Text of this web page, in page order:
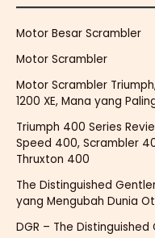
Motor Besar Scrambler
Motor Scrambler
Motor Scrambler
1200 XE, Mana yang
Triumph 400 Series
Speed 400, Scrambler
Thruxton 400
The Distinguished
yang Mengubah Dunia
DGR – The Distinguished